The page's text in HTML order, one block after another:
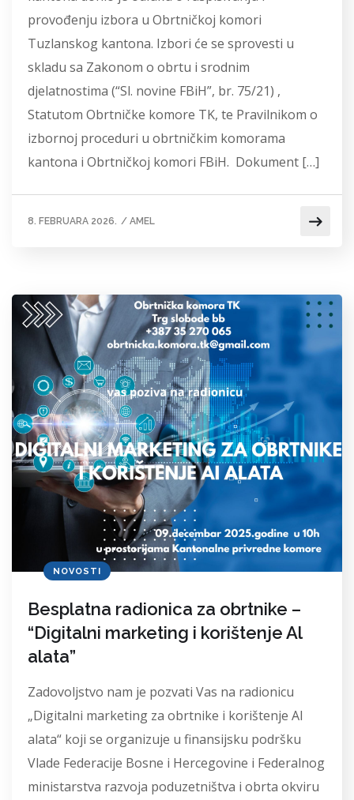
provođenju izbora u Obrtničkoj komori
Tuzlanskog kantona. Izbori će se sprovesti u
skladu sa Zakonom o obrtu i srodnim
djelatnostima (“Sl. novine FBiH”, br. 75/21) ,
Statutom Obrtničke komore TK, te Pravilnikom o
izbornoj proceduri u obrtničkim komorama
kantona i Obrtničkoj komori FBiH. Dokument […]
8. FEBRUARA 2026. / AMEL
NOVOSTI
Besplatna radionica za obrtnike –
“Digitalni marketing i korištenje Al
alata”
Zadovoljstvo nam je pozvati Vas na radionicu
„Digitalni marketing za obrtnike i korištenje AI
alata“ koji se organizuje u finansijsku podršku
Vlade Federacije Bosne i Hercegovine i Federalnog
ministarstva razvoja poduzetništva i obrta okviru